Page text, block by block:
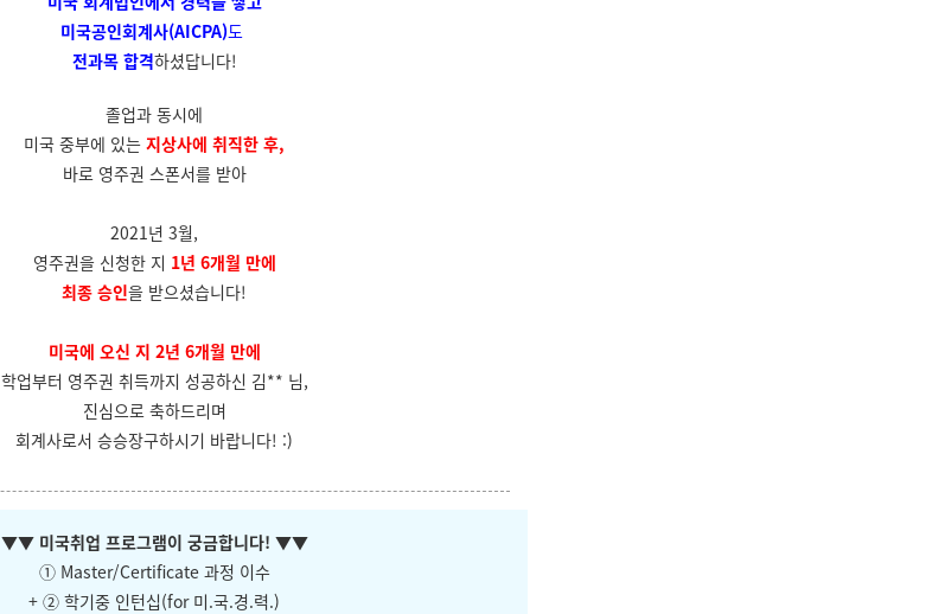
미국공인회계사(AICPA)도
전과목 합격하셨답니다!
졸업과 동시에
미국 중부에 있는 지상사에 취직한 후,
바로 영주권 스폰서를 받아
2021년 3월,
영주권을 신청한 지 1년 6개월 만에
최종 승인을 받으셨습니다!
미국에 오신 지 2년 6개월 만에
학업부터 영주권 취득까지 성공하신 김** 님,
진심으로 축하드리며
회계사로서 승승장구하시기 바랍니다! :)
▼▼ 미국취업 프로그램이 궁금합니다! ▼▼
① Master/Certificate 과정 이수
+ ② 학기중 인턴십(for 미.국.경.력.)